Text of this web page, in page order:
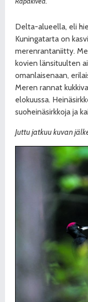
Delta-alueella, eli
Kuningatarta on
merenrantaniitty.
kovien länsituulten
omanlaisenaan,
Meren rannat
elokuussa.
suoheinäsirkkoja ja
Juttu jatkuu kuvan